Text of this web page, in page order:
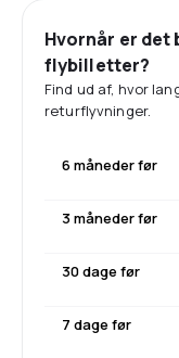
Hvornår er det
flybilletter?
Find ud af, hvor
returflyvninger.
6 måneder før
3 måneder før
30 dage før
7 dage før